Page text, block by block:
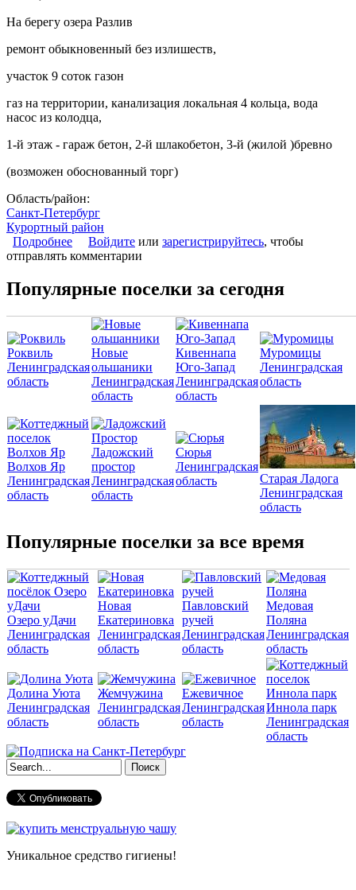
На берегу озера Разлив
ремонт обыкновенный без излишеств,
участок 9 соток газон
газ на территории, канализация локальная 4 кольца, вода
насос из колодца,
1-й этаж - гараж бетон, 2-й шлакобетон, 3-й (жилой )бревно
(возможен обоснованный торг)
Область/район:
Санкт-Петербург
Курортный район
Подробнее о Загородный дом 220 кв.м. на участке 9 соток
Войдите или зарегистрируйтесь, чтобы
отправлять комментарии
Популярные поселки за сегодня
Роквиль
Ленинградская
область
Новые
ольшаники
Ленинградская
область
Кивеннапа
Юго-Запад
Ленинградская
область
Муромицы
Ленинградская
область
Волхов Яр
Ленинградская
область
Ладожский
простор
Ленинградская
область
Сюрья
Ленинградская
область
Старая Ладога
Ленинградская
область
Популярные поселки за все время
Озеро уДачи
Ленинградская
область
Новая
Екатериновка
Ленинградская
область
Павловский
ручей
Ленинградская
область
Медовая
Поляна
Ленинградская
область
Долина Уюта
Ленинградская
область
Жемчужина
Ленинградская
область
Ежевичное
Ленинградская
область
Иннола парк
Ленинградская
область
Форма поиска
Уникальное средство гигиены!